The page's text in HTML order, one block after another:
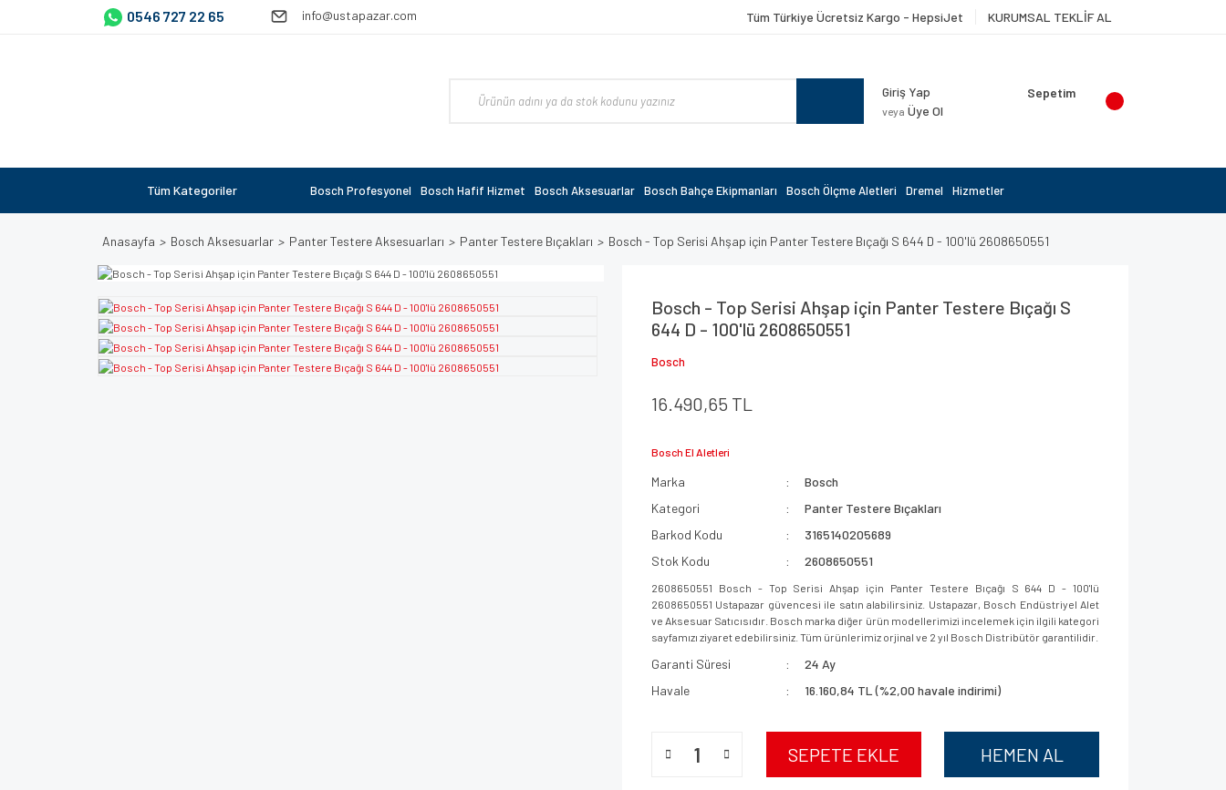
0546 727 22 65 info@ustapazar.com Tüm Türkiye Ücretsiz Kargo - HepsiJet KURUMSAL TEKLİF AL
Giriş Yap
veya Üye Ol
Sepetim
Tüm Kategoriler Bosch Profesyonel Bosch Hafif Hizmet Bosch Aksesuarlar Bosch Bahçe Ekipmanları Bosch Ölçme Aletleri Dremel Hizmetler
Anasayfa Bosch Aksesuarlar Panter Testere Aksesuarları Panter Testere Bıçakları Bosch - Top Serisi Ahşap için Panter Testere Bıçağı S 644 D - 100'lü 2608650551
Bosch - Top Serisi Ahşap için Panter Testere Bıçağı S
644 D - 100'lü 2608650551
Bosch
16.490,65 TL
Bosch El Aletleri
Marka
Bosch
Kategori
Panter Testere Bıçakları
Barkod Kodu
3165140205689
Stok Kodu
2608650551
2608650551 Bosch - Top Serisi Ahşap için Panter Testere Bıçağı S 644 D - 100'lü
2608650551 Ustapazar güvencesi ile satın alabilirsiniz. Ustapazar, Bosch Endüstriyel Alet
ve Aksesuar Satıcısıdır. Bosch marka diğer ürün modellerimizi incelemek için ilgili kategori
sayfamızı ziyaret edebilirsiniz. Tüm ürünlerimiz orjinal ve 2 yıl Bosch Distribütör garantilidir.
Garanti Süresi
24 Ay
Havale
16.160,84 TL (%2,00 havale indirimi)
SEPETE EKLE HEMEN AL